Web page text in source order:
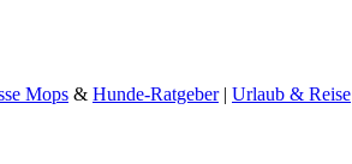
Mops & Hunde-Ratgeber| Urlaub & Reise